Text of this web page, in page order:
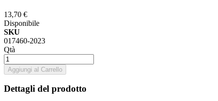
13,70 €
Disponibile
SKU
017460-2023
Qtà
Aggiungi al Carrello
Dettagli del prodotto